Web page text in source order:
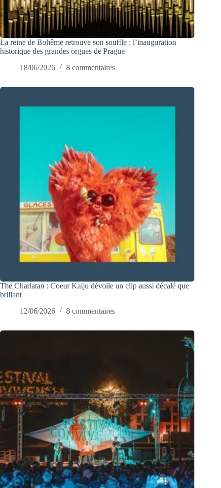
La reine de Bohême retrouve son souffle : l’inauguration
historique des grandes orgues de Prague
18/06/2026
8 commentaires
The Charlatan : Coeur Kaiju dévoile un clip aussi décalé que
brillant
12/06/2026
8 commentaires